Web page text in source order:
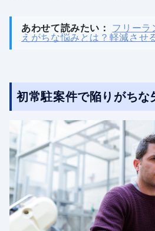
あわせて読みたい：
フリーラ
えがちな悩みとは？軽減させ
初常駐案件で陥りがちな